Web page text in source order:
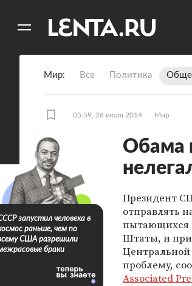
Мир Все Политика
05:59, 26 июля 2014 Мир
Обама
Президент
отправлять
пытающихся
Штаты, и
проблему,
Associated
запустил человека в
раньше, чем по
США разрешили
браки